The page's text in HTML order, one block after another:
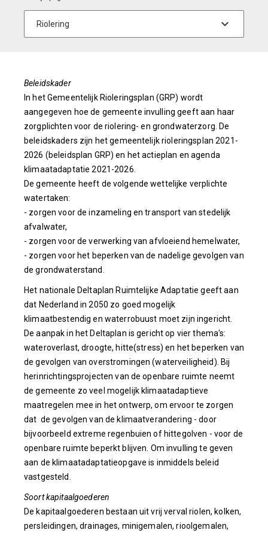
Beleidskader
In het Gemeentelijk Rioleringsplan (GRP) wordt
aangegeven hoe de gemeente invulling geeft aan haar
zorgplichten voor de riolering- en grondwaterzorg. De
beleidskaders zijn het gemeentelijk rioleringsplan 2021-
2026 (beleidsplan GRP) en het actieplan en agenda
klimaatadaptatie 2021-2026.
De gemeente heeft de volgende wettelijke verplichte
watertaken:
- zorgen voor de inzameling en transport van stedelijk
afvalwater,
- zorgen voor de verwerking van afvloeiend hemelwater,
- zorgen voor het beperken van de nadelige gevolgen van
de grondwaterstand.
Het nationale Deltaplan Ruimtelijke Adaptatie geeft aan
dat Nederland in 2050 zo goed mogelijk
klimaatbestendig en waterrobuust moet zijn ingericht.
De aanpak in het Deltaplan is gericht op vier thema's:
wateroverlast, droogte, hitte(stress) en het beperken van
de gevolgen van overstromingen (waterveiligheid). Bij
herinrichtingsprojecten van de openbare ruimte neemt
de gemeente zo veel mogelijk klimaatadaptieve
maatregelen mee in het ontwerp, om ervoor te zorgen
dat de gevolgen van de klimaatverandering - door
bijvoorbeeld extreme regenbuien of hittegolven - voor de
openbare ruimte beperkt blijven. Om invulling te geven
aan de klimaatadaptatieopgave is inmiddels beleid
vastgesteld.
Soort kapitaalgoederen
De kapitaalgoederen bestaan uit vrij verval riolen, kolken,
persleidingen, drainages, minigemalen, rioolgemalen,